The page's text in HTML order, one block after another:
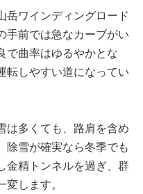
岳ワインディングロード
手前では急なカーブがい
で曲率はゆるやかとな
転しやすい道になってい
は多くても、路肩を含め
除雪が確実なら冬季でも
金精トンネルを過ぎ、群
します。